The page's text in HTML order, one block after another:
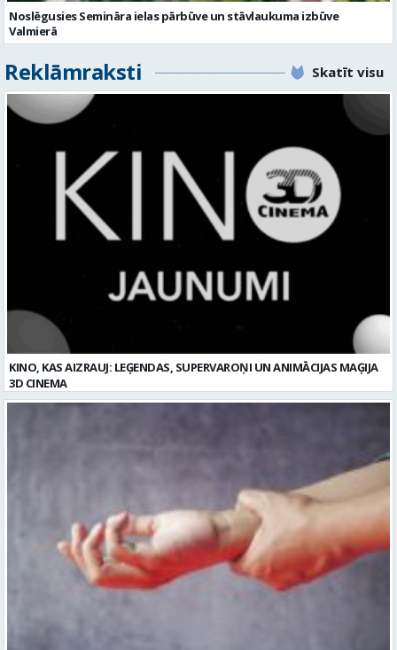
Noslēgusies Semināra ielas pārbūve un stāvlaukuma izbūve
Valmierā
Reklāmraksti Skatīt visu
KINO, KAS AIZRAUJ: LEĢENDAS, SUPERVAROŅI UN ANIMĀCIJAS MAĢIJA
3D CINEMA